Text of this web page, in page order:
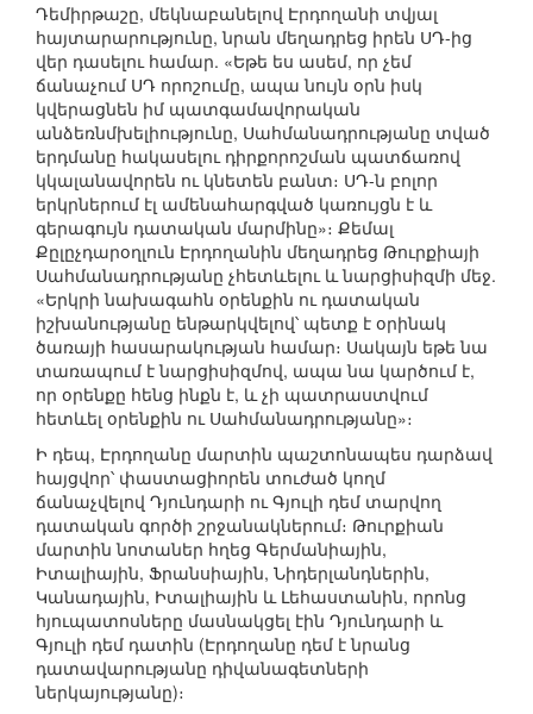
Դեմիրթաշը, մեկնաբանելով Էրդողանի տվյալ
հայտարարությունը, նրան մեղադրեց իրեն ՍԴ-ից
վեր դասելու համար. «Եթե ես ասեմ, որ չեմ
ճանաչում ՍԴ որոշումը, ապա նույն օրն իսկ
կվերացնեն իմ պատգամավորական
անձեռնմխելիությունը, Սահմանադրությանը տված
երդմանը հակասելու դիրքորոշման պատճառով
կկալանավորեն ու կնետեն բանտ։ ՍԴ-ն բոլոր
երկրներում էլ ամենահարգված կառույցն է և
գերագույն դատական մարմինը»։ Քեմալ
Քըլըչդարօղլուն Էրդողանին մեղադրեց Թուրքիայի
Սահմանադրությանը չհետևելու և նարցիսիզմի մեջ.
«Երկրի նախագահն օրենքին ու դատական
իշխանությանը ենթարկվելով՝ պետք է օրինակ
ծառայի հասարակության համար։ Սակայն եթե նա
տառապում է նարցիսիզմով, ապա նա կարծում է,
որ օրենքը հենց ինքն է, և չի պատրաստվում
հետևել օրենքին ու Սահմանադրությանը»։
Ի դեպ, Էրդողանը մարտին պաշտոնապես դարձավ
հայցվոր՝ փաստացիորեն տուժած կողմ
ճանաչվելով Դյունդարի ու Գյուլի դեմ տարվող
դատական գործի շրջանակներում։ Թուրքիան
մարտին նոտաներ հղեց Գերմանիային,
Իտալիային, Ֆրանսիային, Նիդերլանդներին,
Կանադային, Իտալիային և Լեհաստանին, որոնց
հյուպատոսները մասնակցել էին Դյունդարի և
Գյուլի դեմ դատին (Էրդողանը դեմ է նրանց
դատավարությանը դիվանագետների
ներկայությանը)։